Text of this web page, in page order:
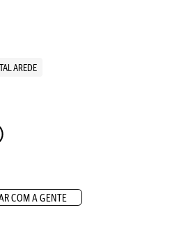
AREDE
COM A GENTE